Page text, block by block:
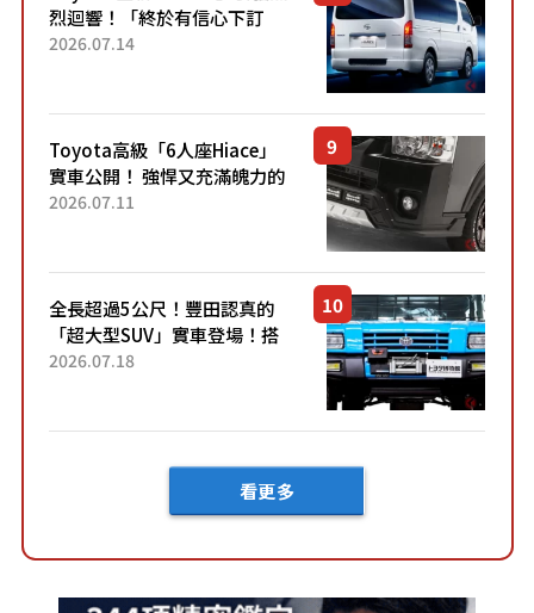
烈迴響！「終於有信心下訂
了！」「哪個等級交車最
車？...
2026.07.14
Toyota高級「6人座Hiace」
實車公開！ 強悍又充滿魄力的
「全黑設計」搭配特別「豪華
2026.07.11
全長超過5公尺！豐田認真的
「超大型SUV」實車登場！搭
載後輪也會轉向的「四輪轉
「Mega C...
2026.07.18
看更多